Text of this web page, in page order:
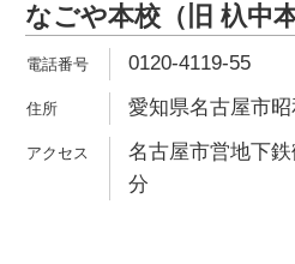
なごや本校（旧 杁中
0120-4119-55
愛知県名古屋市
名古屋市営地下
分